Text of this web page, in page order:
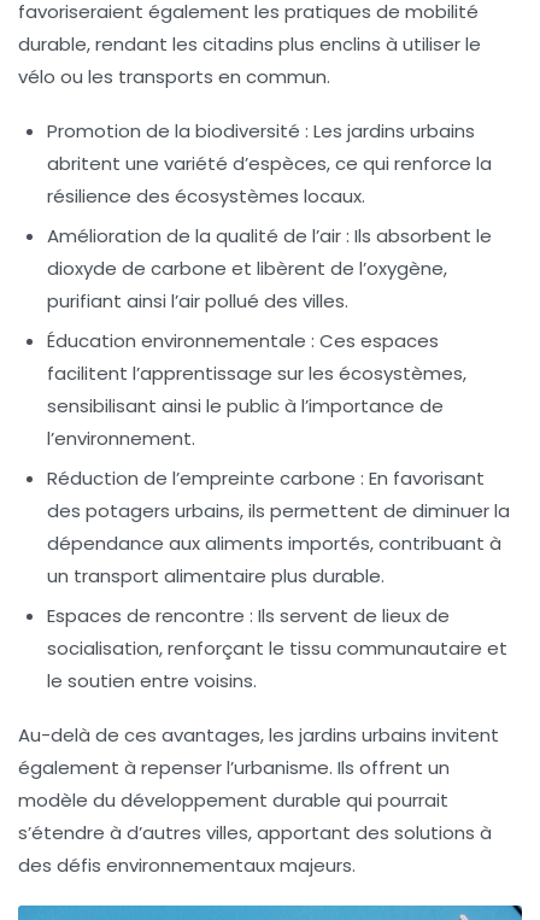
favoriseraient également les pratiques de mobilité
durable, rendant les citadins plus enclins à utiliser le
vélo ou les transports en commun.
Promotion de la biodiversité : Les jardins urbains
abritent une variété d’espèces, ce qui renforce la
résilience des écosystèmes locaux.
Amélioration de la qualité de l’air: Ils absorbent le
dioxyde de carbone et libèrent de l’oxygène,
purifiant ainsi l’air pollué des villes.
Éducation environnementale : Ces espaces
facilitent l’apprentissage sur les écosystèmes,
sensibilisant ainsi le public à l’importance de
l’environnement.
Réduction de l’empreinte carbone : En favorisant
des potagers urbains, ils permettent de diminuer la
dépendance aux aliments importés, contribuant à
un transport alimentaire plus durable.
Espaces de rencontre : Ils servent de lieux de
socialisation, renforçant le tissu communautaire et
le soutien entre voisins.
Au-delà de ces avantages, les jardins urbains invitent
également à repenser l’urbanisme. Ils offrent un
modèle du développement durable qui pourrait
s’étendre à d’autres villes, apportant des solutions à
des défis environnementaux majeurs.